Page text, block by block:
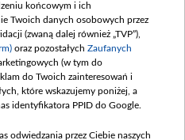
końcowym i ich
Twoich danych osobowych przez
(zwaną dalej również „TVP”),
oraz pozostałych Zaufanych
(w tym do
do Twoich zainteresowań i
które wskazujemy poniżej, a
identyfikatora PPID do Google.
odwiedzania przez Ciebie naszych